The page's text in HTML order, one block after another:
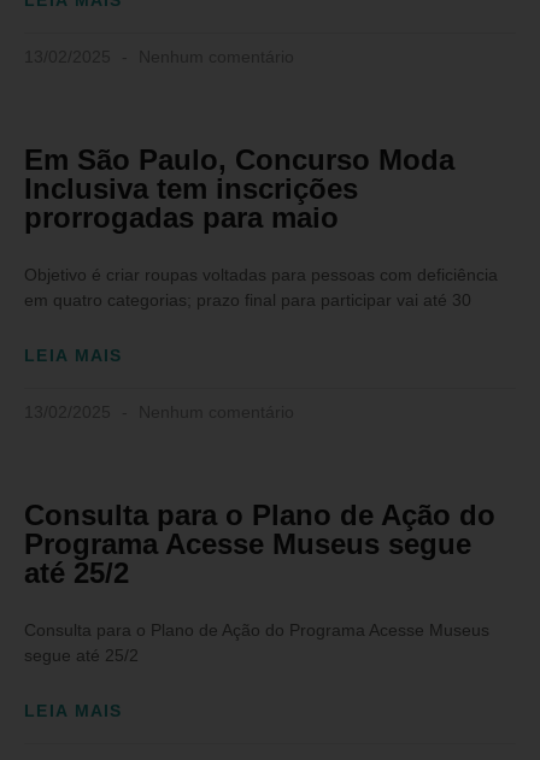
Em São Paulo, Concurso Moda
Inclusiva tem inscrições
prorrogadas para maio
Objetivo é criar roupas voltadas para pessoas com deficiência
em quatro categorias; prazo final para participar vai até 30
LEIA MAIS
Consulta para o Plano de Ação do
Programa Acesse Museus segue
até 25/2
Consulta para o Plano de Ação do Programa Acesse Museus
segue até 25/2
LEIA MAIS